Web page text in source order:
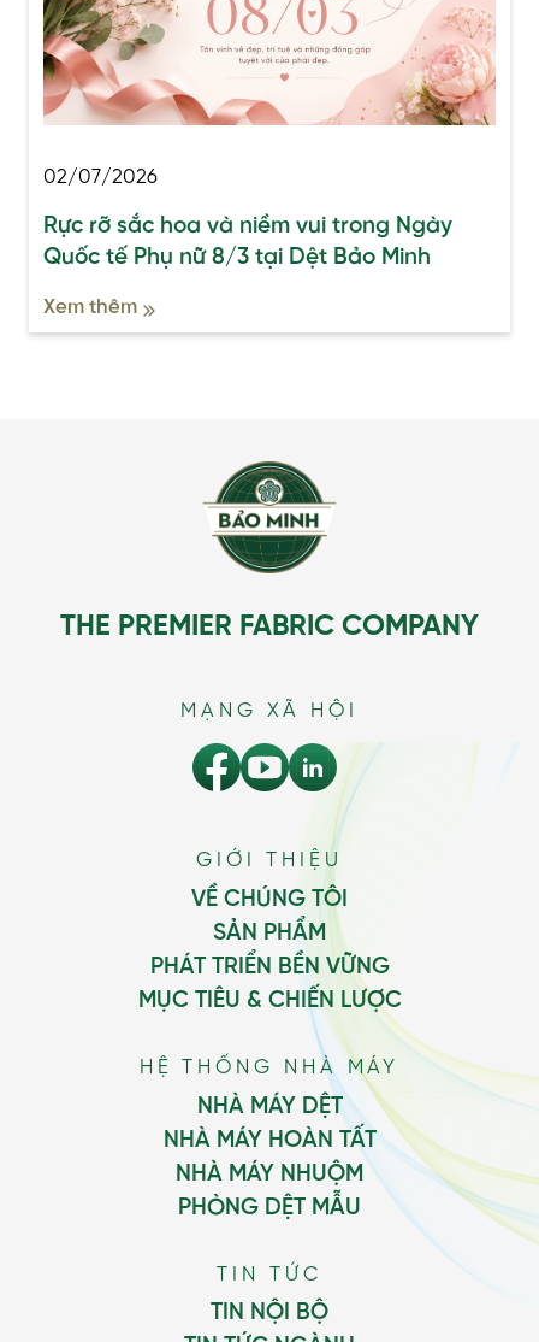
02/07/2026
Rực rỡ sắc hoa và niềm vui trong Ngày
Quốc tế Phụ nữ 8/3 tại Dệt Bảo Minh
Xem thêm
THE PREMIER FABRIC COMPANY
MẠNG XÃ HỘI
GIỚI THIỆU
VỀ CHÚNG TÔI
SẢN PHẨM
PHÁT TRIỂN BỀN VỮNG
MỤC TIÊU & CHIẾN LƯỢC
HỆ THỐNG NHÀ MÁY
NHÀ MÁY DỆT
NHÀ MÁY HOÀN TẤT
NHÀ MÁY NHUỘM
PHÒNG DỆT MẪU
TIN TỨC
TIN NỘI BỘ